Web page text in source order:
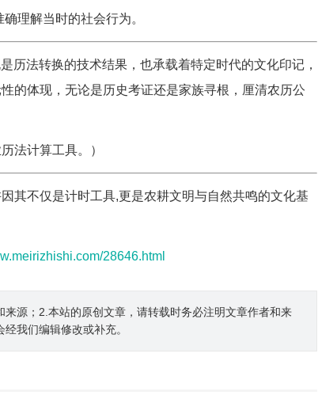
理解当时的社会行为。
历法转换的技术结果，也承载着特定时代的文化印记，
的体现，无论是历史考证还是家族寻根，厘清农历公
法计算工具。）
其不仅是计时工具,更是农耕文明与自然共鸣的文化基
28646.html
源；2.本站的原创文章，请转载时务必注明文章作者和来
我们编辑修改或补充。